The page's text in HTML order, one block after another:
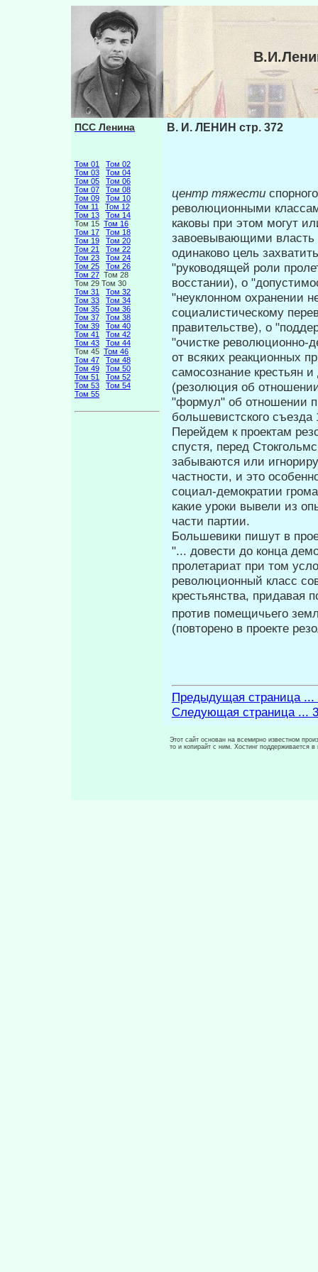
ПСС Ленина
Том 01
Том 02
Том 03
Том 04
Том 05
Том 06
Том 07
Том 08
Том 09
Том 10
Том 11
Том 12
Том 13
Том 14
Том 15 Том 16
Том 17
Том 18
Том 19
Том 20
Том 21
Том 22
Том 23
Том 24
Том 25
Том 26
Том 27 Том 28
Том 29 Том 30
Том 31
Том 32
Том 33
Том 34
Том 35
Том 36
Том 37
Том 38
Том 39
Том 40
Том 41
Том 42
Том 43
Том 44
Том 45 Том 46
Том 47
Том 48
Том 49
Том 50
Том 51
Том 52
Том 53
Том 54
Том 55
В. И. ЛЕНИН стр. 372
центр тяжести
революцион­ными
каковы при этом могут
завоевывающими власть
одинаково цель
"руководящей роли
восстании), о
"неуклонном охранении
социалистиче­скому
правительстве), о
"очистке революционно-
от всяких реакционных
самосознание крестьян
(резолюция об
"формул" об отношении
большевистского съезда
Перейдем к проектам
спустя, пе­ред
забываются или
частности, и это
социал-демократии
какие уроки вывели из
части партии.
Большевики пишут в
"... довести до конца
пролетариат при том
революционный класс
крестьянства, придавая
против помещичьего
(повторено в проекте
Предыдущая страница ...
Следующая страница ...
Этот сайт основан на всемирно известном
то и копирайт с ним. Хостинг поддерживается